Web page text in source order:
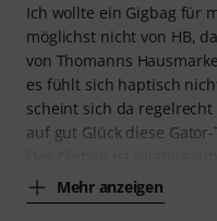
Ich wollte ein Gigbag für
möglichst nicht von HB,
von Thomanns
es fühlt sich haptisch
scheint sich da
auf gut Glück diese
Mehr anzeigen